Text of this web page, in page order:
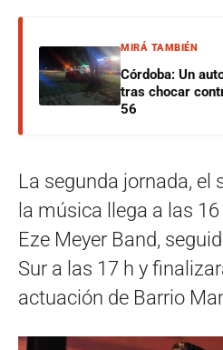
MIRÁ TAMBIÉN
Córdoba: Un
tras chocar
56
La segunda jornada, el
la música llega a las
Eze Meyer Band,
Sur a las 17 h y
actuación de Barrio